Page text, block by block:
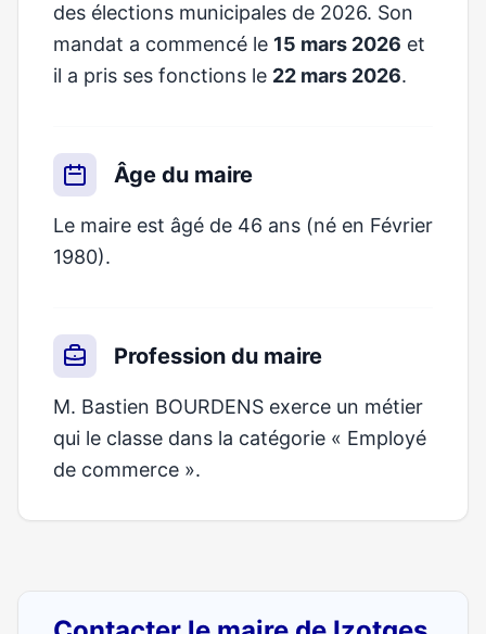
des élections municipales de 2026. Son
mandat a commencé le 15 mars 2026 et
il a pris ses fonctions le 22 mars 2026.
Âge du maire
Le maire est âgé de 46 ans (né en Février
1980).
Profession du maire
M. Bastien BOURDENS exerce un métier
qui le classe dans la catégorie « Employé
de commerce ».